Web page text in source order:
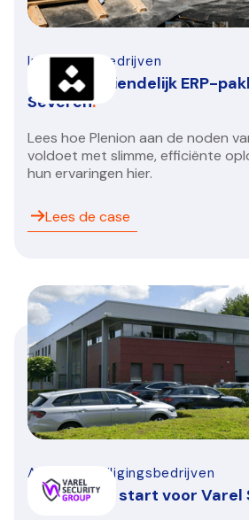
Infra-bouwbedrijven
Gebruiksvriendelijk ERP-
Severen.
Lees hoe Plenion aan de noden
voldoet met slimme, efficiënte
hun ervaringen hier.
Lees de case
Alarm-beveiligingsbedrijven
Een nieuwe start voor